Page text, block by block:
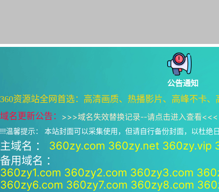
公告通知
360资源站全网首选：高清画质、热播影片、高峰不卡
域名更新公告： >>>域名失效替换记录--请点击进入查看<<<
!!!温馨提示： 本站封面可以采集使用，但请自行备份封面，以杜绝
主域名 ： 360zy.com 360zy.net 360zy.vip
备用域名 ：
360zy1.com 360zy2.com 360zy3.com
360zy6.com 360zy7.com 360zy8.com